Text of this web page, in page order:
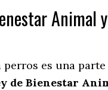
Animal
perros es una
de Bienestar